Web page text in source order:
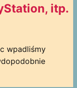
itp.
wpadliśmy